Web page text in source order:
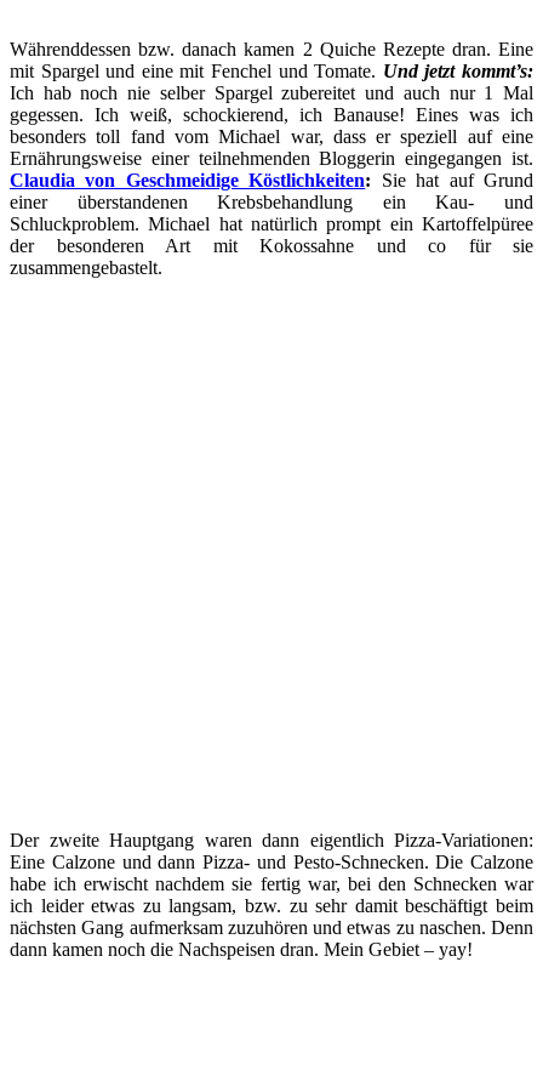
Währenddessen bzw. danach kamen 2 Quiche Rezepte dran. Eine
mit Spargel und eine mit Fenchel und Tomate. Und jetzt kommt’s:
Ich hab noch nie selber Spargel zubereitet und auch nur 1 Mal
gegessen. Ich weiß, schockierend, ich Banause! Eines was ich
besonders toll fand vom Michael war, dass er speziell auf eine
Ernährungsweise einer teilnehmenden Bloggerin eingegangen ist.
Claudia von Geschmeidige Köstlichkeiten: Sie hat auf Grund
einer überstandenen Krebsbehandlung ein Kau- und
Schluckproblem. Michael hat natürlich prompt ein Kartoffelpüree
der besonderen Art mit Kokossahne und co für sie
zusammengebastelt.
Der zweite Hauptgang waren dann eigentlich Pizza-Variationen:
Eine Calzone und dann Pizza- und Pesto-Schnecken. Die Calzone
habe ich erwischt nachdem sie fertig war, bei den Schnecken war
ich leider etwas zu langsam, bzw. zu sehr damit beschäftigt beim
nächsten Gang aufmerksam zuzuhören und etwas zu naschen. Denn
dann kamen noch die Nachspeisen dran. Mein Gebiet – yay!